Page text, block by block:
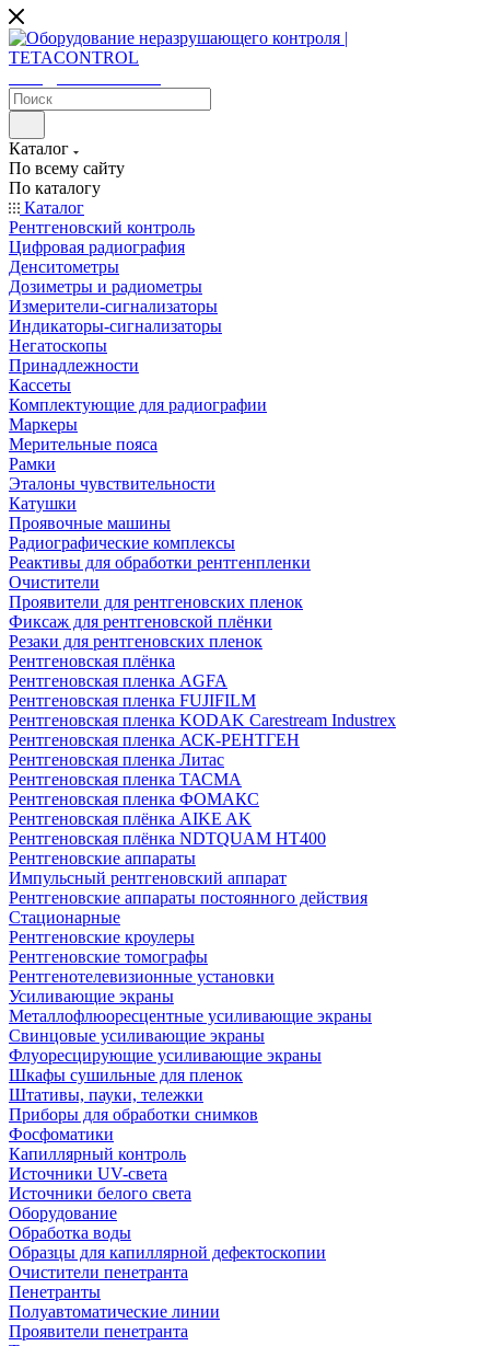
Каталог
По всему сайту
По каталогу
Каталог
Рентгеновский контроль
Цифровая радиография
Денситометры
Дозиметры и радиометры
Измерители-сигнализаторы
Индикаторы-сигнализаторы
Негатоскопы
Принадлежности
Кассеты
Комплектующие для радиографии
Маркеры
Мерительные пояса
Рамки
Эталоны чувствительности
Катушки
Проявочные машины
Радиографические комплексы
Реактивы для обработки рентгенпленки
Очистители
Проявители для рентгеновских пленок
Фиксаж для рентгеновской плёнки
Резаки для рентгеновских пленок
Рентгеновская плёнка
Рентгеновская пленка AGFA
Рентгеновская пленка FUJIFILM
Рентгеновская пленка KODAK Carestream Industrex
Рентгеновская пленка АСК-РЕНТГЕН
Рентгеновская пленка Литас
Рентгеновская пленка ТАСМА
Рентгеновская пленка ФОМАКС
Рентгеновская плёнка AIKE AK
Рентгеновская плёнка NDTQUAM HT400
Рентгеновские аппараты
Импульсный рентгеновский аппарат
Рентгеновские аппараты постоянного действия
Стационарные
Рентгеновские кроулеры
Рентгеновские томографы
Рентгенотелевизионные установки
Усиливающие экраны
Металлофлюоресцентные усиливающие экраны
Свинцовые усиливающие экраны
Флуоресцирующие усиливающие экраны
Шкафы сушильные для пленок
Штативы, пауки, тележки
Приборы для обработки снимков
Фосфоматики
Капиллярный контроль
Источники UV-света
Источники белого света
Оборудование
Обработка воды
Образцы для капиллярной дефектоскопии
Очистители пенетранта
Пенетранты
Полуавтоматические линии
Проявители пенетранта